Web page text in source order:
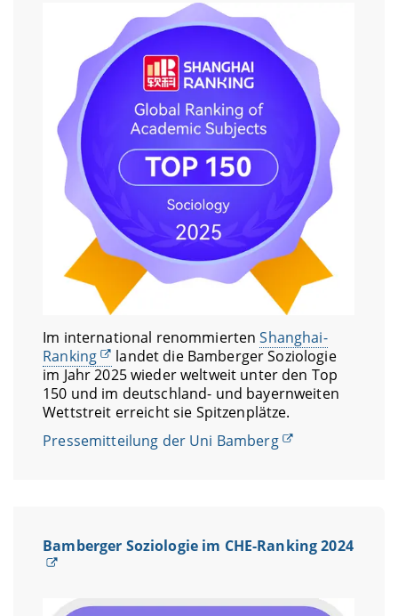
Im international renommiertenShanghai-
Ranking
landet die Bamberger Soziologie
im Jahr 2025 wieder weltweit unter den Top
150 und im deutschland- und bayernweiten
Wettstreit erreicht sie Spitzenplätze.
Pressemitteilung der Uni Bamberg
Bamberger Soziologie im CHE-Ranking 2024